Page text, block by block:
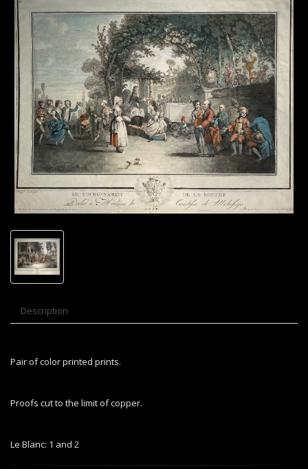
Description
Pair of color printed prints.
Proofs cut to the limit of copper.
Le Blanc: 1 and 2